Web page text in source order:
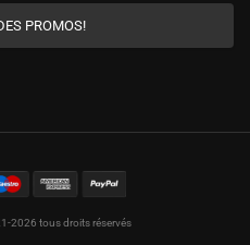
PROMOS!
2026 tous droits réservés